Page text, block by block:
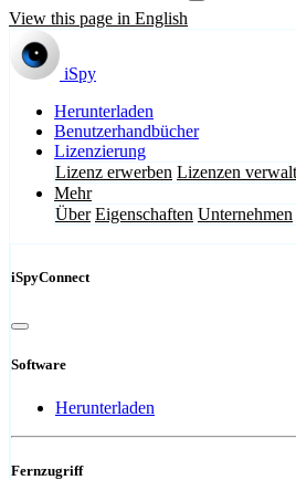
View this page in English
iSpy
Herunterladen
Benutzerhandbücher
Lizenzierung
Lizenz erwerben Lizenzen
Mehr
Über Eigenschaften Unternehmen
iSpyConnect
Software
Herunterladen
Fernzugriff